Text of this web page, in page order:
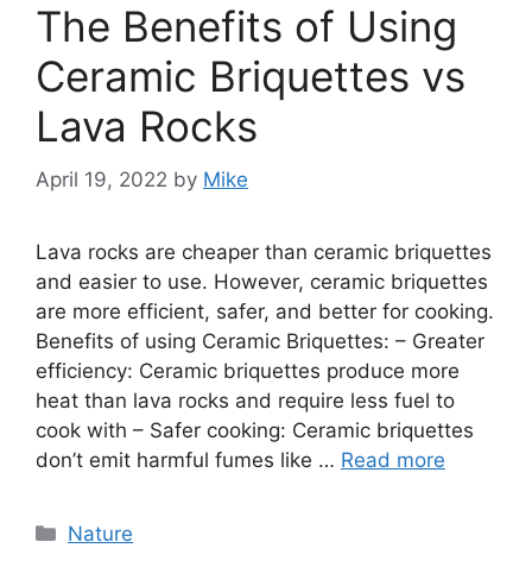
The Benefits of Using
Ceramic Briquettes vs
Lava Rocks
April 19, 2022 by Mike
Lava rocks are cheaper than ceramic briquettes
and easier to use. However, ceramic briquettes
are more efficient, safer, and better for cooking.
Benefits of using Ceramic Briquettes: – Greater
efficiency: Ceramic briquettes produce more
heat than lava rocks and require less fuel to
cook with – Safer cooking: Ceramic briquettes
don’t emit harmful fumes like … Read more
Categories
Nature